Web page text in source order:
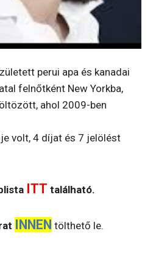
perui apa és kanadai
felnőtként New Yorkba,
ahol 2009-ben
volt, 4 díjat és 7 jelölést
ITT található.
INNEN tölthető le.